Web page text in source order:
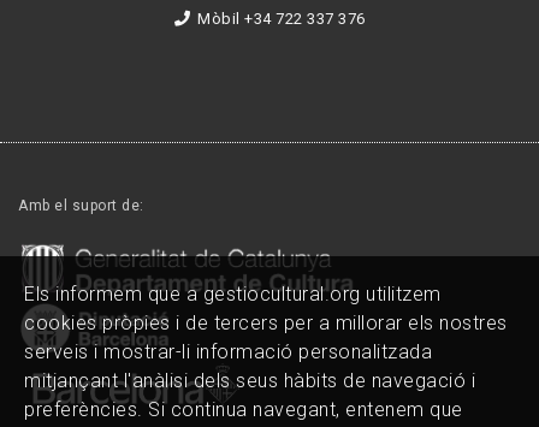
Mòbil +34 722 337 376
Amb el suport de:
Els informem que a gestiocultural.org utilitzem
cookies pròpies i de tercers per a millorar els nostres
serveis i mostrar-li informació personalitzada
mitjançant l'anàlisi dels seus hàbits de navegació i
preferències. Si continua navegant, entenem que